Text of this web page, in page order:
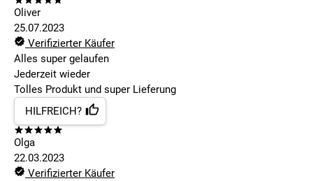
Oliver
25.07.2023
Verifizierter Käufer
Alles super gelaufen
Jederzeit wieder
Tolles Produkt und super Lieferung
HILFREICH?
Olga
22.03.2023
Verifizierter Käufer